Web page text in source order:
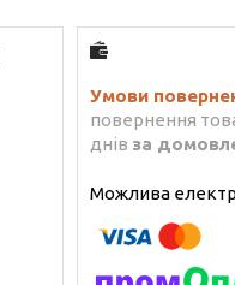
повернення
днів за